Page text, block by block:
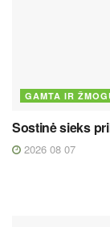
GAMTA IR
Sostinė sieks
2026 08 07